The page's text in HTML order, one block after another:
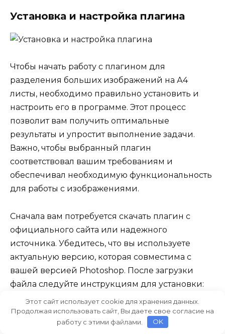
Установка и настройка плагина
Чтобы начать работу с плагином для
разделения больших изображений на А4
листы, необходимо правильно установить и
настроить его в программе. Этот процесс
позволит вам получить оптимальные
результаты и упростит выполнение задачи.
Важно, чтобы выбранный плагин
соответствовал вашим требованиям и
обеспечивал необходимую функциональность
для работы с изображениями.
Сначала вам потребуется скачать плагин с
официального сайта или надежного
источника. Убедитесь, что вы используете
актуальную версию, которая совместима с
вашей версией Photoshop. После загрузки
файла следуйте инструкциям для установки:
обычно достаточно просто распаковать и
поместить файлы в соответствующую папку
плагинов Photoshop. Если вы не уверены в
Этот сайт использует cookie для хранения данных.
Продолжая использовать сайт, Вы даете свое согласие на
работу с этими файлами.
OK